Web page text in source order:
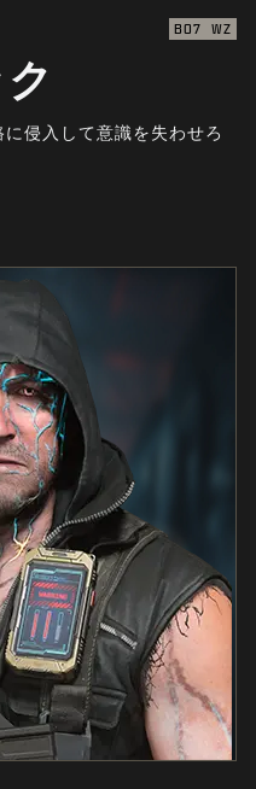
BO7 WZ
侵入して意識を失わせろ